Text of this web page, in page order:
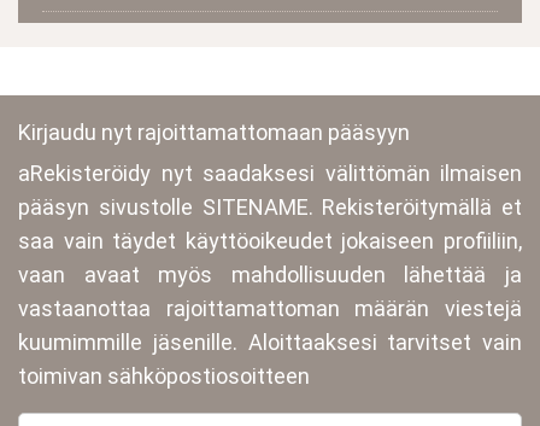
Kirjaudu nyt rajoittamattomaan pääsyyn
aRekisteröidy nyt saadaksesi välittömän ilmaisen
pääsyn sivustolle SITENAME. Rekisteröitymällä et
saa vain täydet käyttöoikeudet jokaiseen profiiliin,
vaan avaat myös mahdollisuuden lähettää ja
vastaanottaa rajoittamattoman määrän viestejä
kuumimmille jäsenille. Aloittaaksesi tarvitset vain
toimivan sähköpostiosoitteen